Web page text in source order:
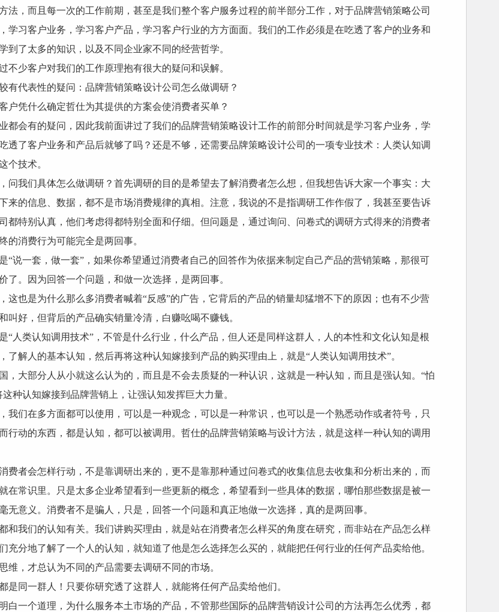
法，而且每一次的工作前期，甚至是我们整个客户服务过程的前半部分工作，对于品牌营销策略公司
学习客户业务，学习客户产品，学习客户行业的方方面面。我们的工作必须是在吃透了客户的业务和
到了太多的知识，以及不同企业家不同的经营哲学。
不少客户对我们的工作原理抱有很大的疑问和误解。
有代表性的疑问：品牌营销策略设计公司怎么做调研？
户凭什么确定哲仕为其提供的方案会使消费者买单？
都会有的疑问，因此我前面讲过了我们的品牌营销策略设计工作的前部分时间就是学习客户业务，学
透了客户业务和产品后就够了吗？还是不够，还需要品牌策略设计公司的一项专业技术：人类认知调
个技术。
问我们具体怎么做调研？首先调研的目的是希望去了解消费者怎么想，但我想告诉大家一个事实：大
来的信息、数据，都不是市场消费规律的真相。注意，我说的不是指调研工作作假了，我甚至要告诉
都特别认真，他们考虑得都特别全面和仔细。但问题是，通过询问、问卷式的调研方式得来的消费者
的消费行为可能完全是两回事。
“说一套，做一套”，如果你希望通过消费者自己的回答作为依据来制定自己产品的营销策略，那很可
了。因为回答一个问题，和做一次选择，是两回事。
这也是为什么那么多消费者喊着“反感”的广告，它背后的产品的销量却猛增不下的原因；也有不少营
叫好，但背后的产品确实销量冷清，白赚吆喝不赚钱。
“人类认知调用技术”，不管是什么行业，什么产品，但人还是同样这群人，人的本性和文化认知是根
了解人的基本认知，然后再将这种认知嫁接到产品的购买理由上，就是“人类认知调用技术”。
，大部分人从小就这么认为的，而且是不会去质疑的一种认识，这就是一种认知，而且是强认知。“怕
这种认知嫁接到品牌营销上，让强认知发挥巨大力量。
我们在多方面都可以使用，可以是一种观念，可以是一种常识，也可以是一个熟悉动作或者符号，只
行动的东西，都是认知，都可以被调用。哲仕的品牌营销策略与设计方法，就是这样一种认知的调用
费者会怎样行动，不是靠调研出来的，更不是靠那种通过问卷式的收集信息去收集和分析出来的，而
在常识里。只是太多企业希望看到一些更新的概念，希望看到一些具体的数据，哪怕那些数据是被一
无意义。消费者不是骗人，只是，回答一个问题和真正地做一次选择，真的是两回事。
和我们的认知有关。我们讲购买理由，就是站在消费者怎么样买的角度在研究，而非站在产品怎么样
充分地了解了一个人的认知，就知道了他是怎么选择怎么买的，就能把任何行业的任何产品卖给他。
维，才总认为不同的产品需要去调研不同的市场。
是同一群人！只要你研究透了这群人，就能将任何产品卖给他们。
白一个道理，为什么服务本土市场的产品，不管那些国际的品牌营销设计公司的方法再怎么优秀，都